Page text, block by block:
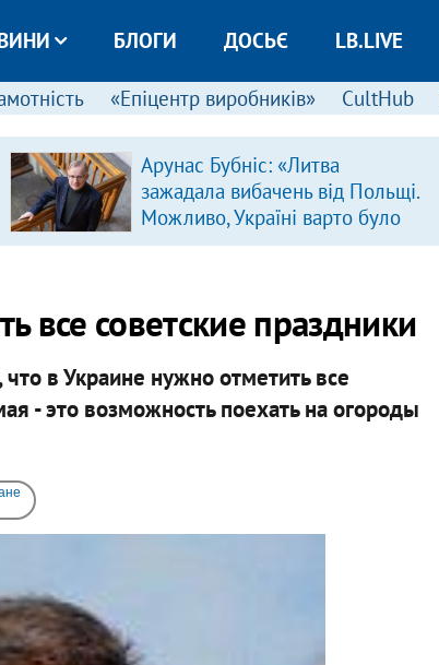
БЛОГИ ДОСЬЄ LB.LIVE
«Епіцентр виробників» CultHub
Арунас Бубніс: «Литва
зажадала вибачень від Польщі.
Можливо, Україні варто було
зробити так само»
все советские праздники
в Украине нужно отметить все
- это возможность поехать на огороды